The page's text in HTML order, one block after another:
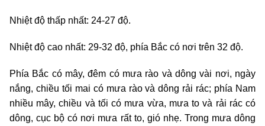
Nhiệt độ thấp nhất: 24-27 độ.
Nhiệt độ cao nhất: 29-32 độ, phía Bắc có nơi trên 32 độ.
Phía Bắc có mây, đêm có mưa rào và dông vài nơi, ngày
nắng, chiều tối mai có mưa rào và dông rải rác; phía Nam
nhiều mây, chiều và tối có mưa vừa, mưa to và rải rác có
dông, cục bộ có nơi mưa rất to, gió nhẹ. Trong mưa dông